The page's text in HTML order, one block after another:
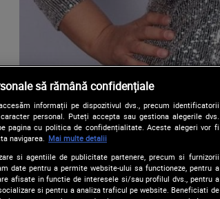
să rămână confidențiale
informații pe dispozitivul dvs., precum identificatorii
personal. Puteți accepta sau gestiona alegerile dvs.
pagina cu politica de confidențialitate. Aceste alegeri vor fi
navigarea.
Mai multe detalii
si agentiile de publicitate partenere, precum si furnizorii
date pentru a permite website-ului sa functioneze, pentru a
afisate in functie de interesele si/sau profilul dvs., pentru a
si pentru a analiza traficul pe website. Beneficiati de